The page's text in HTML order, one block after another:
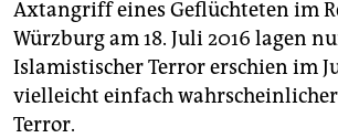
Axtangriff eines Geflüchteten im
Würzburg am 18. Juli 2016 lagen
Islamistischer Terror erschien im
vielleicht einfach
Terror.